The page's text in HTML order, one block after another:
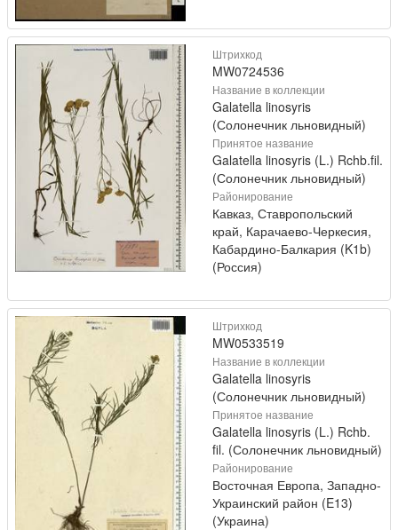
Штрихкод
MW0724536
Название в коллекции
Galatella linosyris
(Солонечник льновидный)
Принятое название
Galatella linosyris (L.) Rchb.fil.
(Солонечник льновидный)
Районирование
Кавказ, Ставропольский
край, Карачаево-Черкесия,
Кабардино-Балкария (K1b)
(Россия)
Штрихкод
MW0533519
Название в коллекции
Galatella linosyris
(Солонечник льновидный)
Принятое название
Galatella linosyris (L.) Rchb.
fil. (Солонечник льновидный)
Районирование
Восточная Европа, Западно-
Украинский район (E13)
(Украина)